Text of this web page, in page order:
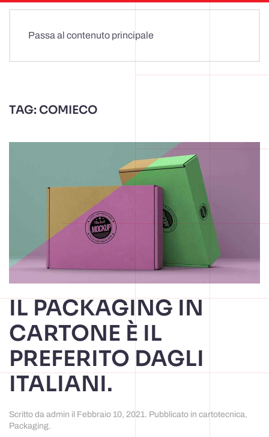
Passa al contenuto principale
TAG: COMIECO
IL PACKAGING IN
CARTONE È IL
PREFERITO DAGLI
ITALIANI.
Scritto da admin il Febbraio 10, 2021. Pubblicato in cartotecnica,
Packaging.